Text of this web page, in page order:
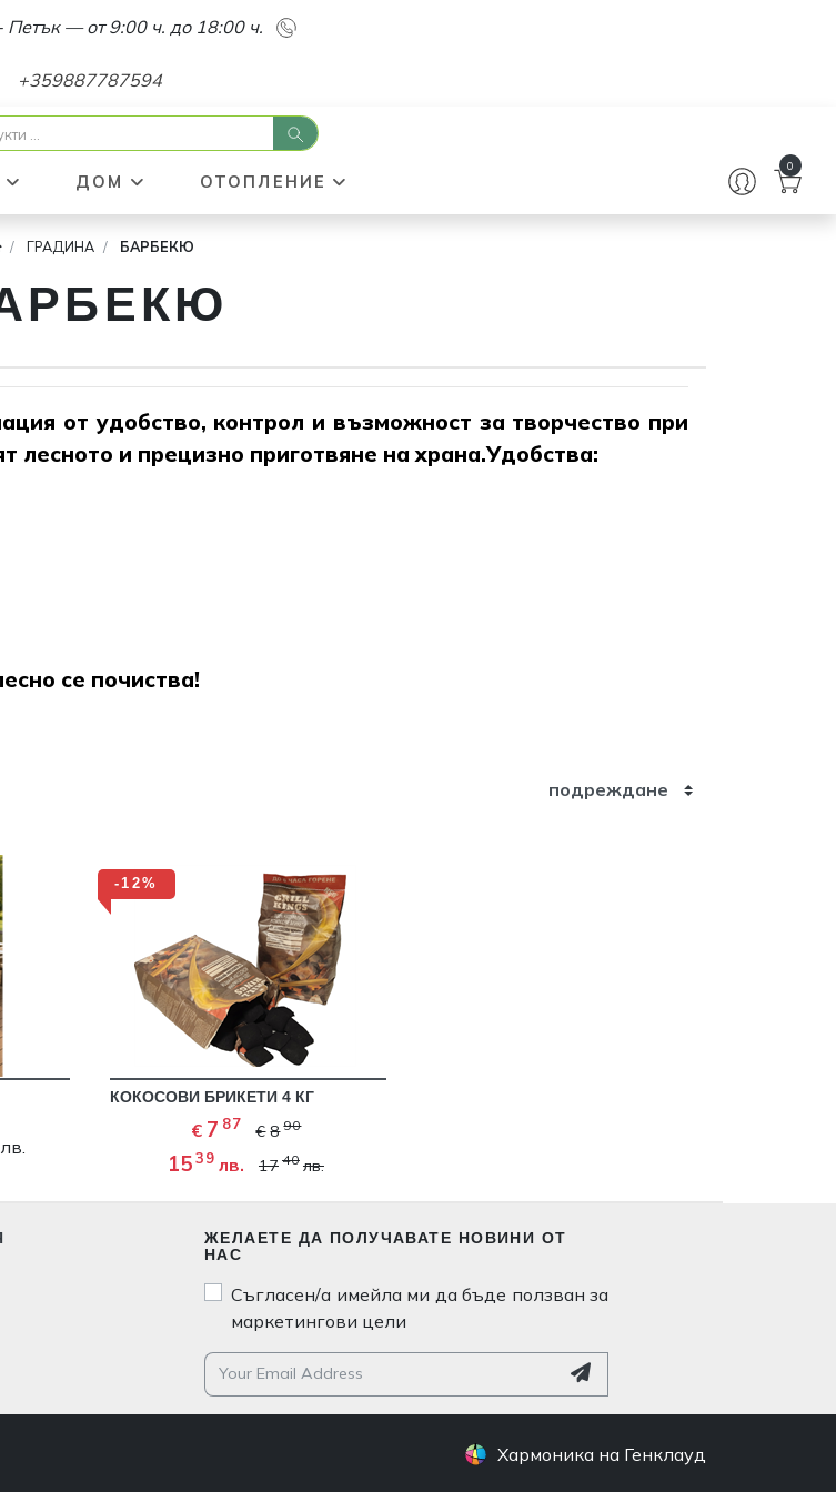
— от 9:00 ч. до 18:00 ч.
+359887787594
ДОМ ОТОПЛЕНИЕ
0
ГРАДИНА БАРБЕКЮ
от удобство, контрол и възможност за творчество при
лесното и прецизно приготвяне на храна.Удобства:
се почиства!
подреждане
лв.
-12%
КОКОСОВИ БРИКЕТИ 4 КГ
€ 7 87 € 8 90
1539 лв. 17 40 лв.
ЖЕЛАЕТЕ ДА ПОЛУЧАВАТЕ НОВИНИ ОТ
НАС
Съгласен/а имейла ми да бъде ползван за
маркетингови цели
Хармоника на Генклауд